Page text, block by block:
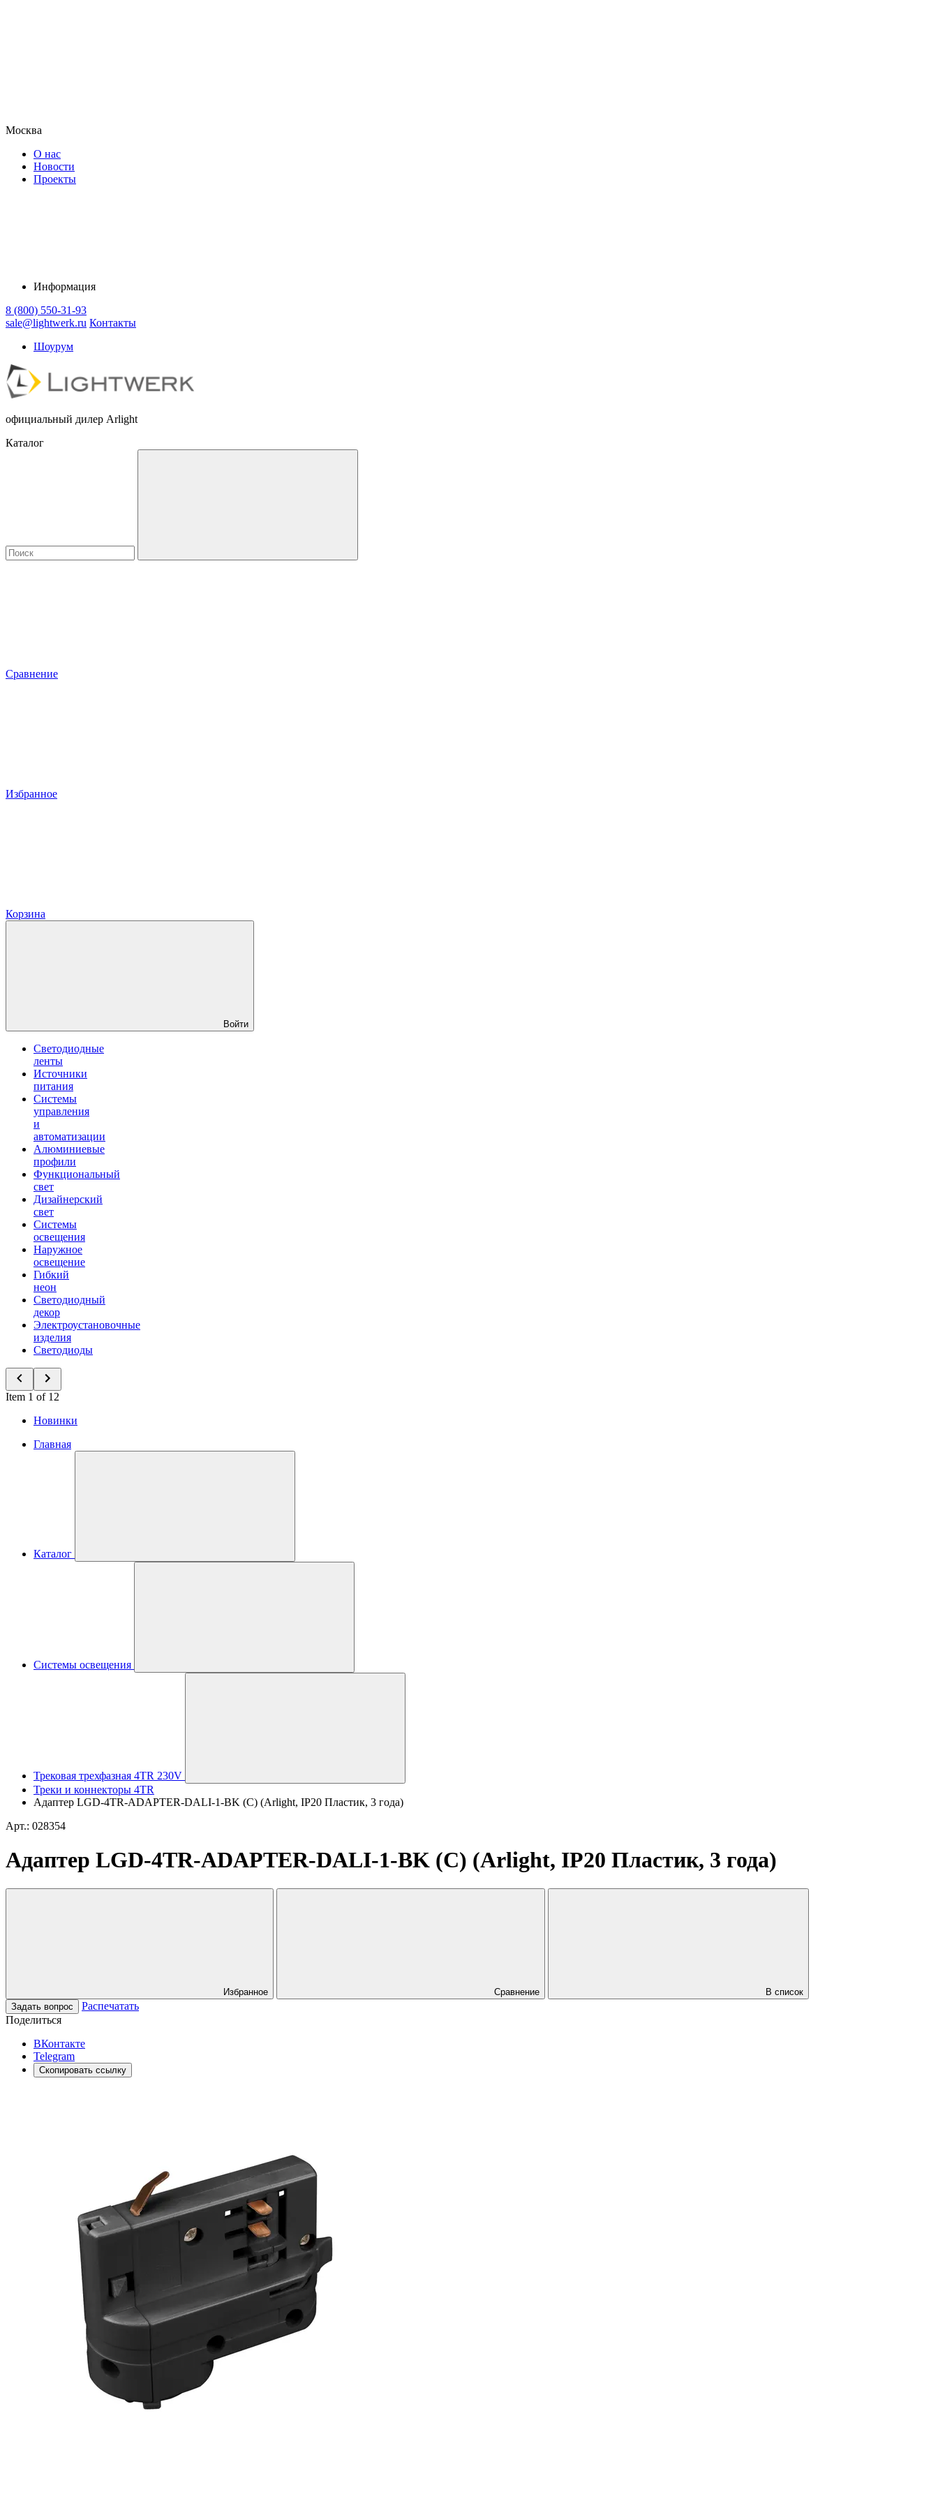
Москва
О нас
Новости
Проекты
Информация
8 (800) 550-31-93
sale@lightwerk.ru Контакты
Шоурум
официальный дилер Arlight
Каталог
Сравнение
Избранное
Корзина
Войти
Светодиодные
ленты
Источники
питания
Системы
управления
и
автоматизации
Алюминиевые
профили
Функциональный
свет
Дизайнерский
свет
Системы
освещения
Наружное
освещение
Гибкий
неон
Светодиодный
декор
Электроустановочные
изделия
Светодиоды
Item 1 of 12
Новинки
Главная
Каталог
Системы освещения
Трековая трехфазная 4TR 230V
Треки и коннекторы 4TR
Адаптер LGD-4TR-ADAPTER-DALI-1-BK (C) (Arlight, IP20 Пластик, 3 года)
Арт.: 028354
Адаптер LGD-4TR-ADAPTER-DALI-1-BK (C) (Arlight, IP20 Пластик, 3 года)
Избранное Сравнение
В список
Задать вопрос
Распечатать
Поделиться
ВКонтакте
Telegram
Скопировать ссылку